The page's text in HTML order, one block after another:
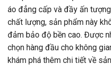
áo đẳng cấp và đầy ấn
chất lượng, sản phẩm này
đảm bảo độ bền cao. Được
chọn hàng đầu cho không
khám phá thêm chi tiết về